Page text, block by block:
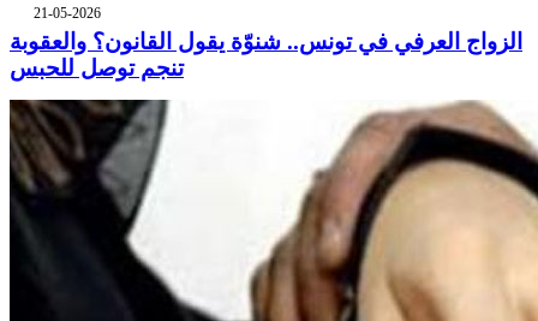
21-05-2026
الزواج العرفي في تونس.. شنوّة يقول القانون؟ والعقوبة
تنجم توصل للحبس